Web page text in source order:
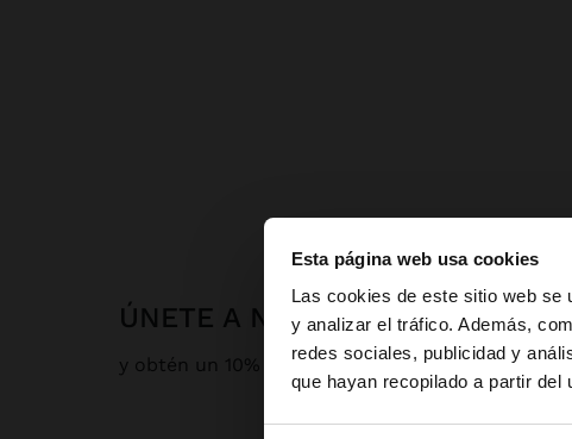
Esta página web usa cookies
Las cookies de este sitio web se
y analizar el tráfico. Además,
redes sociales, publicidad y
que hayan recopilado a partir
hola
Estás accediendo a la
ÚNETE A NUESTRA
y obtén un 10% de descuento